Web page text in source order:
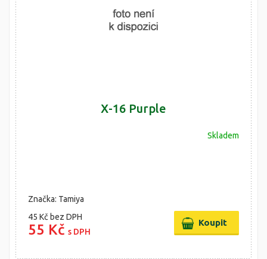
X-16 Purple
Skladem
Značka: Tamiya
45 Kč bez DPH
55 Kč s DPH